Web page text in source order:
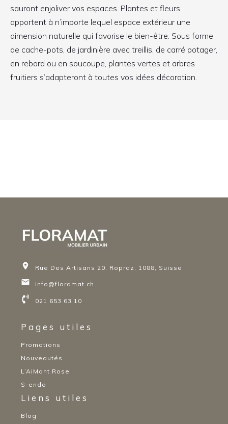
sauront enjoliver vos espaces. Plantes et fleurs
apportent à n’importe lequel espace extérieur une
dimension naturelle qui favorise le bien-être. Sous forme
de cache-pots, de jardinière avec treillis, de carré potager,
en rebord ou en soucoupe, plantes vertes et arbres
fruitiers s’adapteront à toutes vos idées décoration.
Rue Des Artisans 20, Ropraz, 1088, Suisse
info@floramat.ch
021 653 63 10
Pages utiles
Promotions
Nouveautés
L’AiMant Rose
S-endo
Liens utiles
Blog